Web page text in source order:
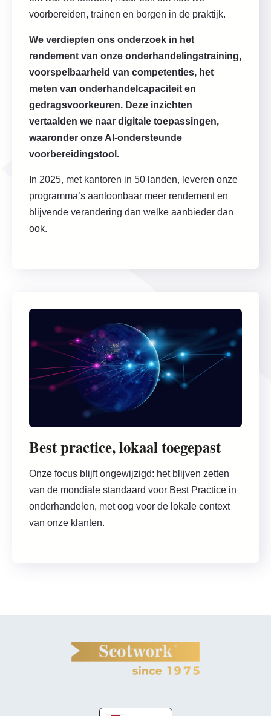
voorbereiden, trainen en borgen in de praktijk.
We verdiepten ons onderzoek in het
rendement van onze onderhandelingstraining,
voorspelbaarheid van competenties, het
meten van onderhandelcapaciteit en
gedragsvoorkeuren. Deze inzichten
vertaalden we naar digitale toepassingen,
waaronder onze AI-ondersteunde
voorbereidingstool.
In 2025, met kantoren in 50 landen, leveren onze
programma’s aantoonbaar meer rendement en
blijvende verandering dan welke aanbieder dan
ook.
Best practice, lokaal toegepast
Onze focus blijft ongewijzigd: het blijven zetten
van de mondiale standaard voor Best Practice in
onderhandelen, met oog voor de lokale context
van onze klanten.